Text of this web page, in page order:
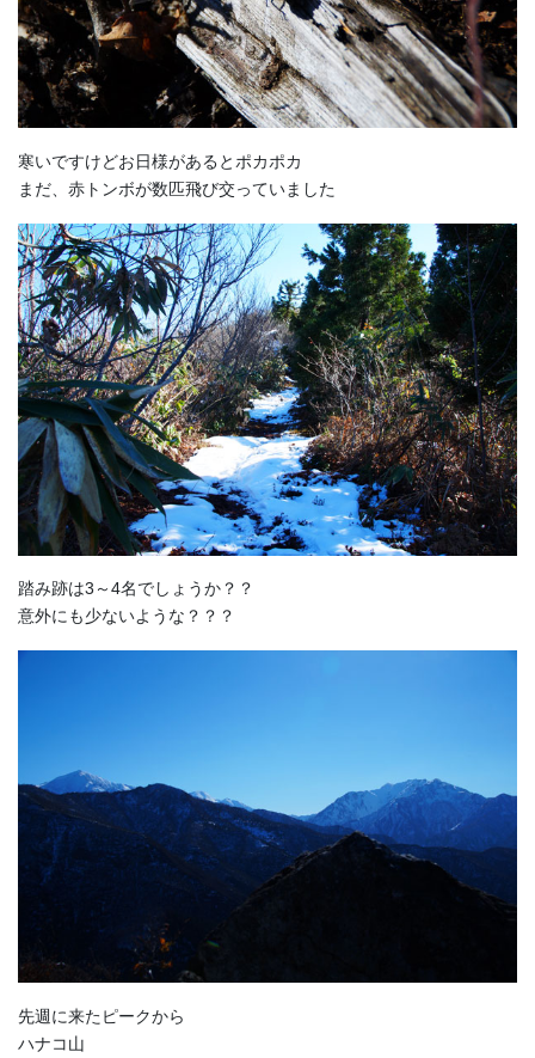
寒いですけどお日様があるとポカポカ
まだ、赤トンボが数匹飛び交っていました
踏み跡は3～4名でしょうか？？
意外にも少ないような？？？
先週に来たピークから
ハナコ山